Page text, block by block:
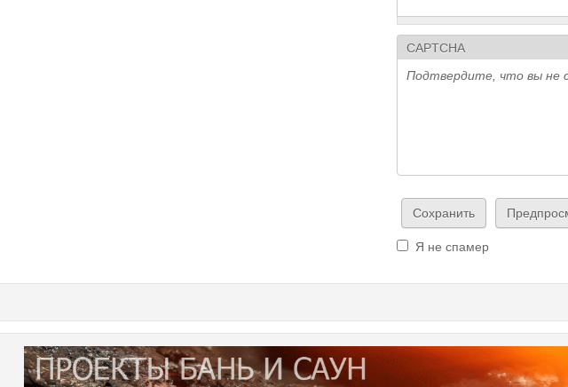
CAPTCHA
Подтвердите, что вы не
Я не спамер
Я спамер